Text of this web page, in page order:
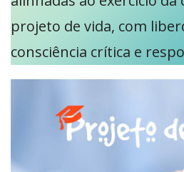
projeto de vida, com
consciência crítica e